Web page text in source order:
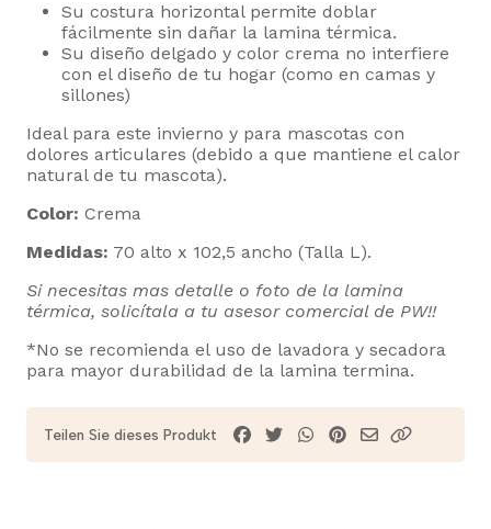
Su costura horizontal permite doblar
fácilmente sin dañar la lamina térmica.
Su diseño delgado y color crema no interfiere
con el diseño de tu hogar (como en camas y
sillones)
Ideal para este invierno y para mascotas con
dolores articulares (debido a que mantiene el calor
natural de tu mascota).
Color: Crema
Medidas: 70 alto x 102,5 ancho (Talla L).
Si necesitas mas detalle o foto de la lamina
térmica, solicítala a tu asesor comercial de PW!!
*No se recomienda el uso de lavadora y secadora
para mayor durabilidad de la lamina termina.
Teilen Sie dieses Produkt